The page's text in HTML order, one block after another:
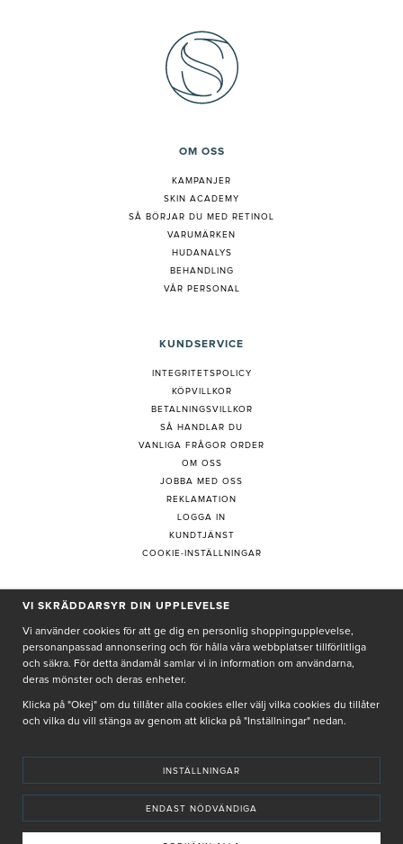
OM OSS
KAMPANJER
SKIN ACADEMY
SÅ BÖRJAR DU MED RETINOL
VARUMÄRKEN
HUDANALYS
BEHANDLING
VÅR PERSONAL
KUNDSERVICE
INTEGRITETSPOLICY
KÖPVILLKOR
BETALNINGSVILLKOR
SÅ HANDLAR DU
VANLIGA FRÅGOR ORDER
OM OSS
JOBBA MED OSS
REKLAMATION
LOGGA IN
KUNDTJÄNST
COOKIE-INSTÄLLNINGAR
PRENUMERERA PÅ NYHETSBREV
Genom att ge min e-post, accepterar jag Seth och Sally integritetspolicy
De uppgifter du matar in kommer endast användas till våra nyhetsbrev.
VI SKRÄDDARSYR DIN UPPLEVELSE
Vi använder cookies för att ge dig en personlig shoppingupplevelse,
personanpassad annonsering och för hålla våra webbplatser tillförlitliga
och säkra. För detta ändamål samlar vi in information om användarna,
deras mönster och deras enheter.
Klicka på "Okej" om du tillåter alla cookies eller välj vilka cookies du tillåter
och vilka du vill stänga av genom att klicka på "Inställningar" nedan.
INSTÄLLNINGAR
ENDAST NÖDVÄNDIGA